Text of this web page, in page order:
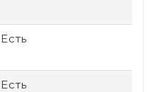
Есть
Есть